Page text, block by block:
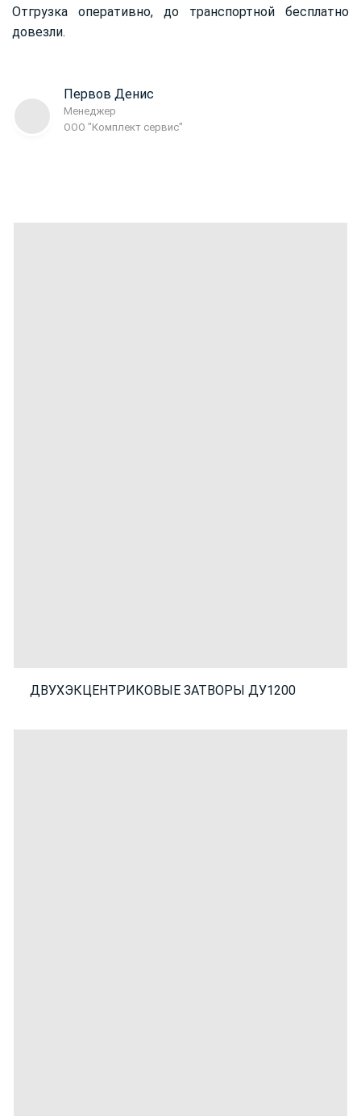
Отгрузка оперативно, до транспортной бесплатно
довезли.
Первов Денис
Менеджер
ООО "Комплект сервис"
ДВУХЭКЦЕНТРИКОВЫЕ ЗАТВОРЫ ДУ1200